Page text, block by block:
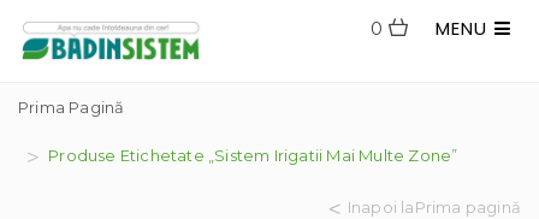
MENU
0
Prima Pagină
Produse Etichetate „sistem Irigatii Mai Multe Zone”
Inapoi laPrima pagină